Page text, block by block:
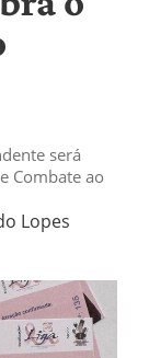
será
Combate ao
Lopes